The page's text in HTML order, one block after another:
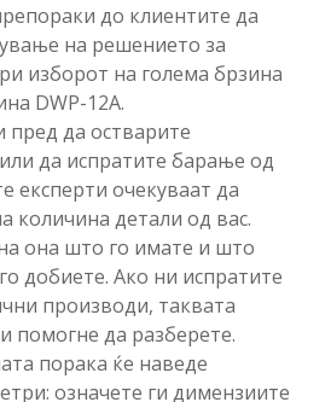
до клиентите да
на решението за
изборот на голема брзина
DWP-12A.
пред да остварите
да испратите барање од
експерти очекуваат да
количина детали од вас.
она што го имате и што
добиете. Ако ни испратите
производи, таквата
помогне да разберете.
порака ќе наведе
означете ги димензиите